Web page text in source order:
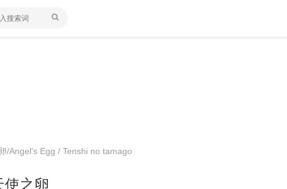
/Angel's Egg / Tenshi no tamago
使之卵